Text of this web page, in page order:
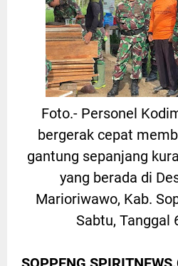
Foto.- Personel
bergerak cepat
gantung sepanjang
yang berada di
Marioriwawo, Kab.
Sabtu, Tanggal